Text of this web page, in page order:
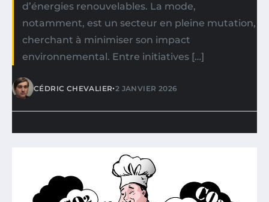
d’énergies renouvelables. La mode,
notamment, est un secteur en pleine mutation,
cherchant à minimiser son impact
environnemental. Entre initiatives […]
CÉDRIC CHEVALIER•2 JANVIER 2026